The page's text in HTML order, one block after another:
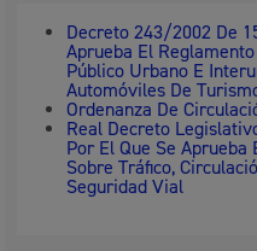
Decreto 243/2002 De
Aprueba El
Público Urbano E
Automóviles De
Ordenanza De
Real Decreto
Por El Que Se Aprueba
Sobre Tráfico,
Seguridad Vial